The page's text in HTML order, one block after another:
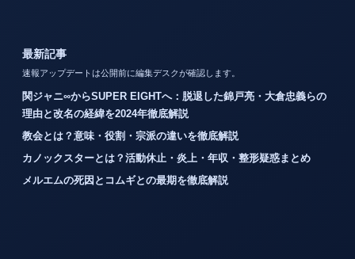
最新記事
速報アップデートは公開前に編集デスクが確認します。
関ジャニ∞からSUPER EIGHTへ：脱退した錦戸亮・大倉忠義らの
理由と改名の経緯を2024年徹底解説
教会とは？意味・役割・宗派の違いを徹底解説
カノックスターとは？活動休止・炎上・年収・整形疑惑まとめ
メルエムの死因とコムギとの最期を徹底解説